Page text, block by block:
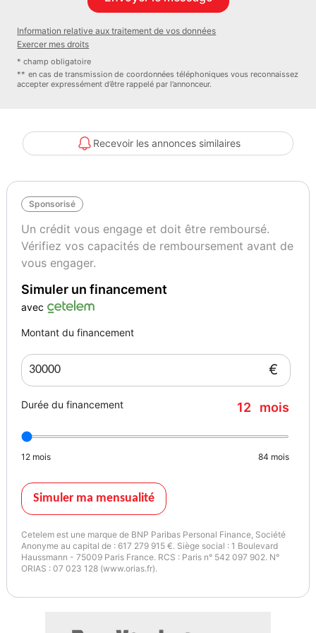
à vélos, visite de Guidel Plages...
🌊 Camping ouvert de Avril à Septembre.
🎁 Profitez de nos avantages :
- Une nuit offerte pour tester nos mobil-homes et découvrir le
au statut LMNP
- PAS d'impôt foncier, PAS de frais de notaire, PAS de taxe
📞 Contactez votre conseiller dès maintenant pour plus de
renseignement et prise de RDV même les week-ends. Le prix
indiqué ne comprend pas les options éventuelles.
Nombre de couchages
Longueur
Largeur
Information relative aux traitement de vos données
Exercer mes droits
* champ obligatoire
** en cas de transmission de coordonnées téléphoniques vous reconnaissez
accepter expressément d’être rappelé par l’annonceur.
Recevoir les annonces similaires
Sponsorisé
Un crédit vous engage et doit être remboursé.
Vérifiez vos capacités de remboursement avant de
vous engager.
Simuler un financement
avec
Montant du financement
€
Durée du financement 12 mois
12 mois 84 mois
Simuler ma mensualité
Cetelem est une marque de BNP Paribas Personal Finance, Société
Anonyme au capital de : 617 279 915 €. Siège social : 1 Boulevard
Haussmann - 75009 Paris France. RCS : Paris n° 542 097 902. N°
ORIAS : 07 023 128 (www.orias.fr).